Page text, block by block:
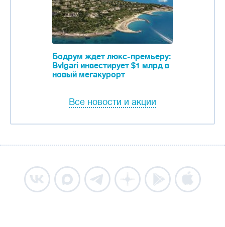
Бодрум ждет люкс-премьеру:
Bvlgari инвестирует $1 млрд в
новый мегакурорт
Все новости и акции